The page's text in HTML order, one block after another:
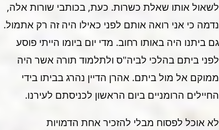
לשאול אותו שאלת כשרות. כעת, בכותבי שורות אלה,
נדמה כי אני רואה אותם לפני כאילו היה זה רק אתמול.
גם ביתנו היה באותו רחוב. מדי יום ביומו הייתי פוסע
לפני ביתם בהלכי לביה"ס ולתלמוד תורה אשר היה
ממוקם אל מול ביתם. אהרן הדיין נהרג בביתו בידי
החיילים הרומניים ביום הראשון לכניסתם לעירנו.
לא אוכל לפסוח מבלי להזכיר אחת הדמויות